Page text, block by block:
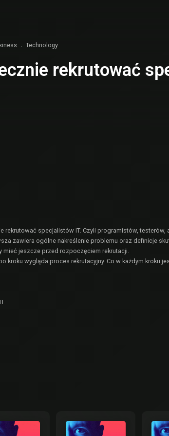
Technology
rekrutować
rekrutować specjalistów IT. Czyli programistów, testerów,
zawiera ogólne nakreślenie problemu oraz definicje
mieć jeszcze przed rozpoczęciem rekrutacji.
kroku wygląda proces rekrutacyjny. Co w każdym kroku